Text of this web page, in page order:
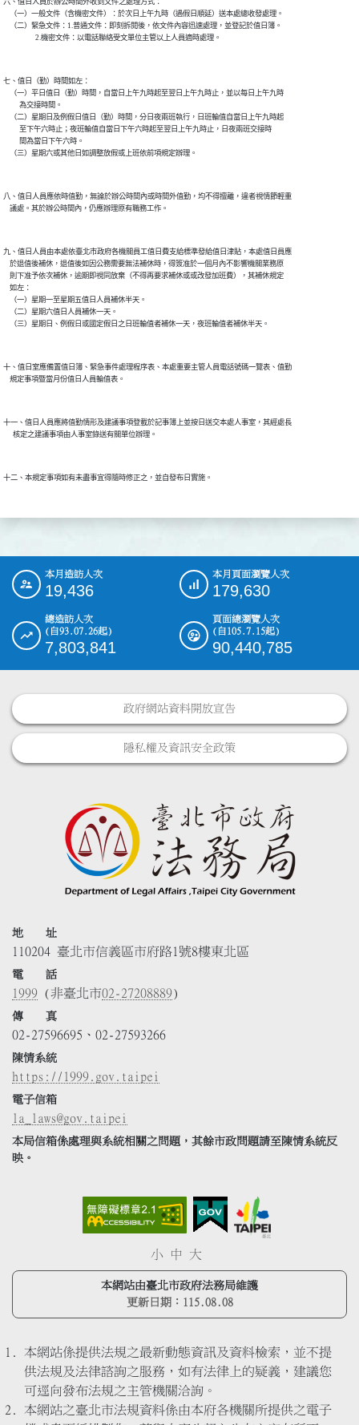
    （一）一般文件（含機密文件）：於次日上午九時（遇假日順延）送本處總收發處理。
    （二）緊急文件：1.普通文件：即刻拆閱後，依文件內容迅速處理，並登記於值日簿。
                    2.機密文件：以電話聯絡受文單位主管以上人員適時處理。
七、值日（勤）時間如左：
    （一）平日值日（勤）時間，自當日上午九時起至翌日上午九時止，並以每日上午九時
          為交接時間。
    （二）星期日及例假日值日（勤）時間，分日夜兩班執行，日班輪值自當日上午九時起
          至下午六時止；夜班輪值自當日下午六時起至翌日上午九時止，日夜兩班交接時
          間為當日下午六時。
    （三）星期六或其他日如調整放假或上班依前項規定辦理。
八、值日人員應依時值勤，無論於辦公時間內或時間外值勤，均不得擅離，違者視情節輕重
    議處。其於辦公時間內，仍應辦理原有職務工作。
九、值日人員由本處依臺北市政府各機關員工值日費支給標準發給值日津貼，本處值日員應
    於退值後補休，退值後如因公務需要無法補休時，得簽准於一個月內不影響機關業務原
    則下准予依次補休，逾期即視同放棄（不得再要求補休或或改發加班費），其補休規定
    如左：
    （一）星期一至星期五值日人員補休半天。
    （二）星期六值日人員補休一天。
    （三）星期日、例假日或國定假日之日班輪值者補休一天，夜班輪值者補休半天。
十、值日室應備置值日簿、緊急事件處理程序表、本處重要主管人員電話號碼一覽表、值勤
    規定事項暨當月份值日人員輪值表。
十一、值日人員應將值勤情形及建議事項登載於記事簿上並按日送交本處人事室，其經處長
      核定之建議事項由人事室錄送有關單位辦理。
十二、本規定事項如有未盡事宜得隨時修正之，並自發布日實施。
::: 本月造訪人次
19,436
本月頁面瀏覽人次
179,630
總造訪人次
(自93.07.26起)
7,803,841
頁面總瀏覽人次
(自105.7.15起)
90,440,785
政府網站資料開放宣告
隱私權及資訊安全政策
地 址
110204 臺北市信義區市府路1號8樓東北區
電 話
1999 (非臺北市02-27208889)
傳 真
02-27596695、02-27593266
陳情系統
https://1999.gov.taipei
電子信箱
la_laws@gov.taipei
本局信箱係處理與系統相關之問題，其餘市政問題請至陳情系統反
映。
小 中 大
本網站由臺北市政府法務局維護
更新日期： 115.08.08
本網站係提供法規之最新動態資訊及資料檢索，並不提
供法規及法律諮詢之服務，如有法律上的疑義，建議您
可逕向發布法規之主管機關洽詢。
本網站之臺北市法規資料係由本府各機關所提供之電子